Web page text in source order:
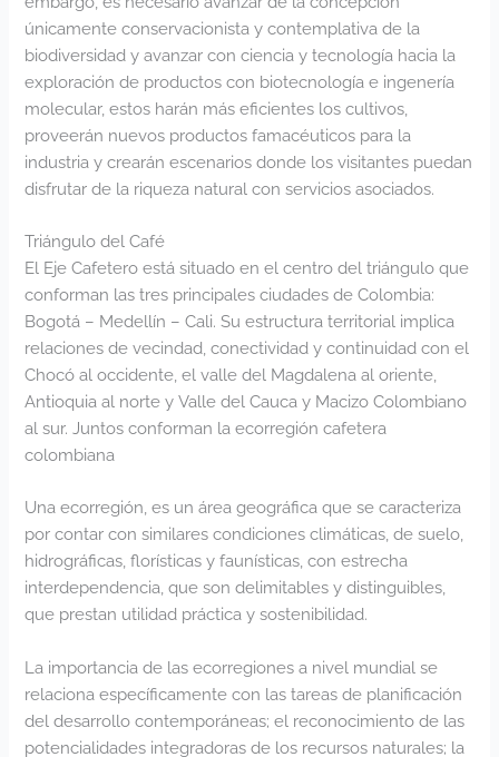
únicamente conservacionista y contemplativa de la
biodiversidad y avanzar con ciencia y tecnología hacia la
exploración de productos con biotecnología e ingenería
molecular, estos harán más eficientes los cultivos,
proveerán nuevos productos famacéuticos para la
industria y crearán escenarios donde los visitantes puedan
disfrutar de la riqueza natural con servicios asociados.
Triángulo del Café
El Eje Cafetero está situado en el centro del triángulo que
conforman las tres principales ciudades de Colombia:
Bogotá – Medellín – Cali. Su estructura territorial implica
relaciones de vecindad, conectividad y continuidad con el
Chocó al occidente, el valle del Magdalena al oriente,
Antioquia al norte y Valle del Cauca y Macizo Colombiano
al sur. Juntos conforman la ecorregión cafetera
colombiana
Una ecorregión, es un área geográfica que se caracteriza
por contar con similares condiciones climáticas, de suelo,
hidrográficas, florísticas y faunísticas, con estrecha
interdependencia, que son delimitables y distinguibles,
que prestan utilidad práctica y sostenibilidad.
La importancia de las ecorregiones a nivel mundial se
relaciona específicamente con las tareas de planificación
del desarrollo contemporáneas; el reconocimiento de las
potencialidades integradoras de los recursos naturales; la